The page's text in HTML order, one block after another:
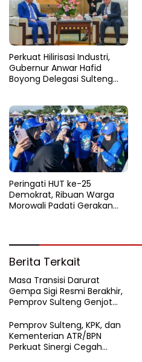
Perkuat Hilirisasi Industri,
Gubernur Anwar Hafid
Boyong Delegasi Sulteng
Peringati HUT ke-25
Demokrat, Ribuan Warga
Morowali Padati Gerakan
Berita Terkait
Masa Transisi Darurat
Gempa Sigi Resmi Berakhir,
Pemprov Sulteng Genjot
Pemprov Sulteng, KPK, dan
Kementerian ATR/BPN
Perkuat Sinergi Cegah